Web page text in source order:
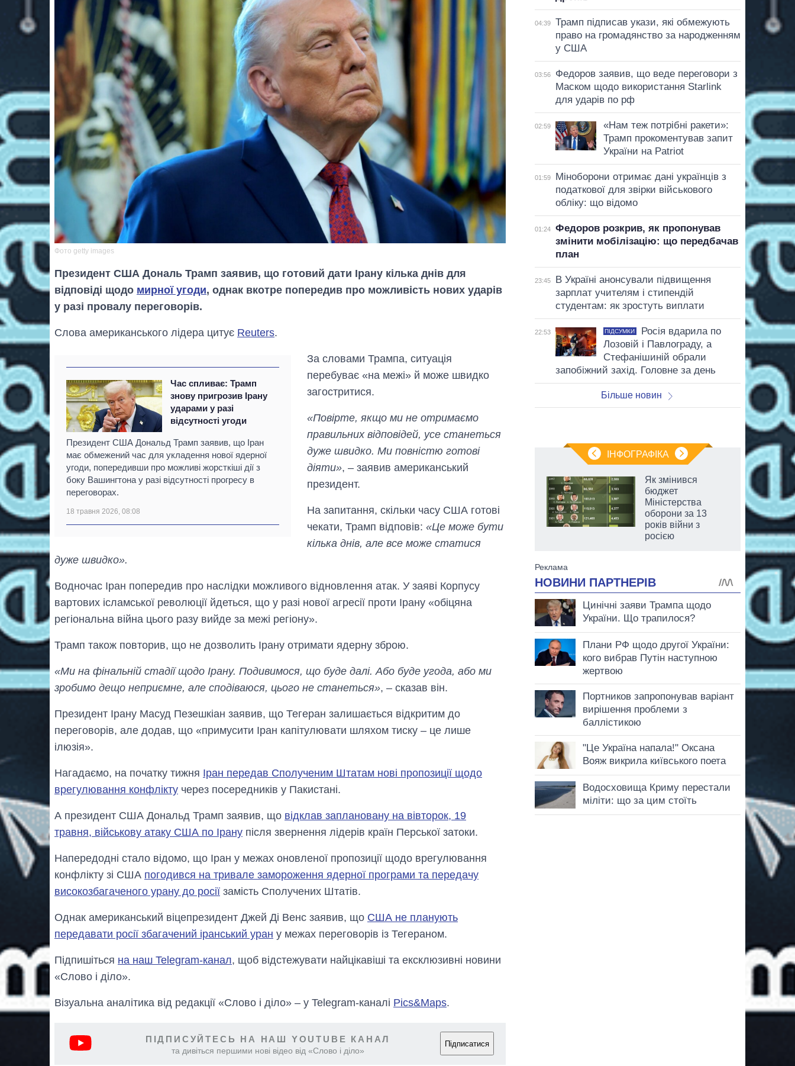
Фото getty images
Президент США Дональ Трамп заявив, що готовий дати Ірану кілька днів для
відповіді щодо мирної угоди, однак вкотре попередив про можливість нових ударів
у разі провалу переговорів.
Слова американського лідера цитує Reuters.
Час спливає: Трамп
знову пригрозив Ірану
ударами у разі
відсутності угоди
Президент США Дональд Трамп заявив, що Іран
має обмежений час для укладення нової ядерної
угоди, попередивши про можливі жорсткіші дії з
боку Вашингтона у разі відсутності прогресу в
переговорах.
18 травня 2026, 08:08
За словами Трампа, ситуація
перебуває «на межі» й може швидко
загостритися.
«Повірте, якщо ми не отримаємо
правильних відповідей, усе станеться
дуже швидко. Ми повністю готові
діяти», – заявив американський
президент.
На запитання, скільки часу США готові
чекати, Трамп відповів:«Це може бути
кілька днів, але все може статися
дуже швидко».
Водночас Іран попередив про наслідки можливого відновлення атак. У заяві Корпусу
вартових ісламської революції йдеться, що у разі нової агресії проти Ірану «обіцяна
регіональна війна цього разу вийде за межі регіону».
Трамп також повторив, що не дозволить Ірану отримати ядерну зброю.
«Ми на фінальній стадії щодо Ірану. Подивимося, що буде далі. Або буде угода, або ми
зробимо дещо неприємне, але сподіваюся, цього не станеться», – сказав він.
Президент Ірану Масуд Пезешкіан заявив, що Тегеран залишається відкритим до
переговорів, але додав, що «примусити Іран капітулювати шляхом тиску – це лише
ілюзія».
Нагадаємо, на початку тижня Іран передав Сполученим Штатам нові пропозиції щодо
врегулювання конфлікту через посередників у Пакистані.
А президент США Дональд Трамп заявив, що відклав заплановану на вівторок, 19
травня, військову атаку США по Ірану після звернення лідерів країн Перської затоки.
Напередодні стало відомо, що Іран у межах оновленої пропозиції щодо врегулювання
конфлікту зі США погодився на тривале замороження ядерної програми та передачу
високозбагаченого урану до росії замість Сполучених Штатів.
Однак американський віцепрезидент Джей Ді Венс заявив, що США не планують
передавати росії збагачений іранський уран у межах переговорів із Тегераном.
Підпишіться на наш Telegram-канал, щоб відстежувати найцікавіші та ексклюзивні новини
«Слово і діло».
Візуальна аналітика від редакції «Слово і діло» – у Telegram-каналі Pics&Maps.
ПІДПИСУЙТЕСЬ НА НАШ YOUTUBE КАНАЛ
та дивіться першими нові відео від «Слово і діло»
Підписатися
04:39
Трамп підписав укази, які обмежують
право на громадянство за народженням
у США
03:56
Федоров заявив, що веде переговори з
Маском щодо використання Starlink
для ударів по рф
02:59
«Нам теж потрібні ракети»:
Трамп прокоментував запит
України на Patriot
01:59
Міноборони отримає дані українців з
податкової для звірки військового
обліку: що відомо
01:24
Федоров розкрив, як пропонував
змінити мобілізацію: що передбачав
план
23:45
В Україні анонсували підвищення
зарплат учителям і стипендій
студентам: як зростуть виплати
22:53 ПІДСУМКИ
Росія вдарила по
Лозовій і Павлограду, а
Стефанішиній обрали
запобіжний захід. Головне за день
Більше новин
ІНФОГРАФІКА
область стали
головною ціллю
Як змінився
бюджет
Міністерства
оборони за 13
років війни з
росією